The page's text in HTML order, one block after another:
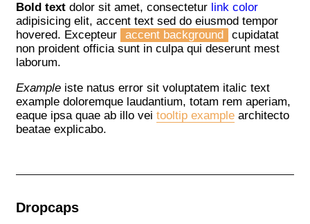
Bold text dolor sit amet, consectetur link color
adipisicing elit, accent text sed do eiusmod tempor
hovered. Excepteur
accent background
cupidatat
non proident officia sunt in culpa qui deserunt mest
laborum.
Example iste natus error sit voluptatem italic text
example doloremque laudantium, totam rem aperiam,
eaque ipsa quae ab illo vei tooltip example architecto
beatae explicabo.
Dropcaps